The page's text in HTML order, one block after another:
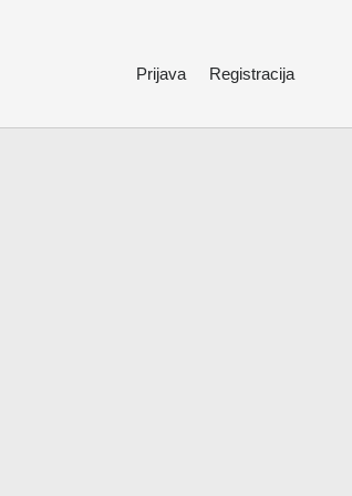
Prijava Registracija